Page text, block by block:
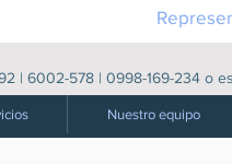
Nuestro equipo
| 6002-578 | 0998-169-234 o